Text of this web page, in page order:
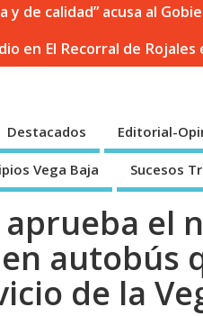
y de calidad” acusa al
en El Recorral de
Destacados Editorial-
Vega Baja Sucesos
el
autobús
de la